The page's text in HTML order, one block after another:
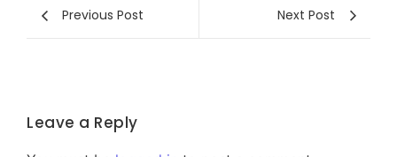
Previous Post Next Post
Leave a Reply